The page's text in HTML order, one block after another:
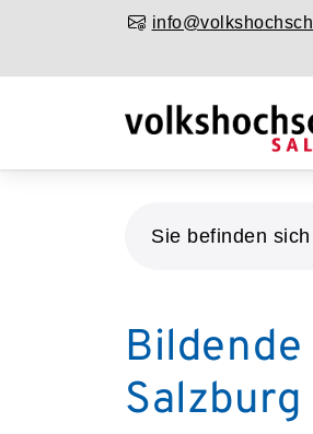
Sie befinden
Salzburg